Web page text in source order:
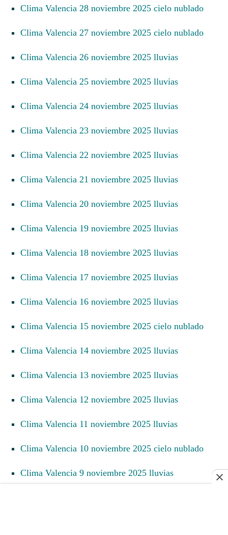
Clima Valencia 28 noviembre 2025 cielo nublado
Clima Valencia 27 noviembre 2025 cielo nublado
Clima Valencia 26 noviembre 2025 lluvias
Clima Valencia 25 noviembre 2025 lluvias
Clima Valencia 24 noviembre 2025 lluvias
Clima Valencia 23 noviembre 2025 lluvias
Clima Valencia 22 noviembre 2025 lluvias
Clima Valencia 21 noviembre 2025 lluvias
Clima Valencia 20 noviembre 2025 lluvias
Clima Valencia 19 noviembre 2025 lluvias
Clima Valencia 18 noviembre 2025 lluvias
Clima Valencia 17 noviembre 2025 lluvias
Clima Valencia 16 noviembre 2025 lluvias
Clima Valencia 15 noviembre 2025 cielo nublado
Clima Valencia 14 noviembre 2025 lluvias
Clima Valencia 13 noviembre 2025 lluvias
Clima Valencia 12 noviembre 2025 lluvias
Clima Valencia 11 noviembre 2025 lluvias
Clima Valencia 10 noviembre 2025 cielo nublado
Clima Valencia 9 noviembre 2025 lluvias